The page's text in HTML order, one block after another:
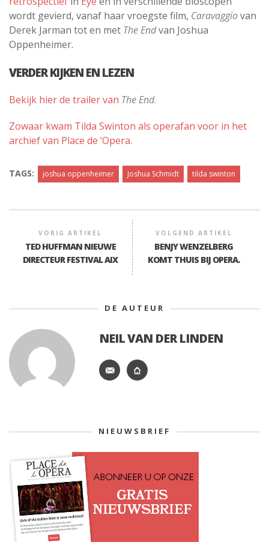
wordt gevierd, vanaf haar vroegste film, Caravaggiovan
Derek Jarman tot en met The Endvan Joshua
Oppenheimer.
VERDER KIJKEN EN LEZEN
Bekijk hier de trailer van The End.
Zowaar kwam Tilda Swinton als operafan voor in het
archief van Place de ‘Opera.
TAGS: joshua oppenheimer Joshua Schmidt tilda swinton
VORIG ARTIKEL
TED HUFFMAN NIEUWE
DIRECTEUR FESTIVAL AIX
VOLGEND ARTIKEL
BENJY WENZELBERG
KOMT THUIS BIJ OPERA.
DE AUTEUR
NEIL VAN DER LINDEN
NIEUWSBRIEF